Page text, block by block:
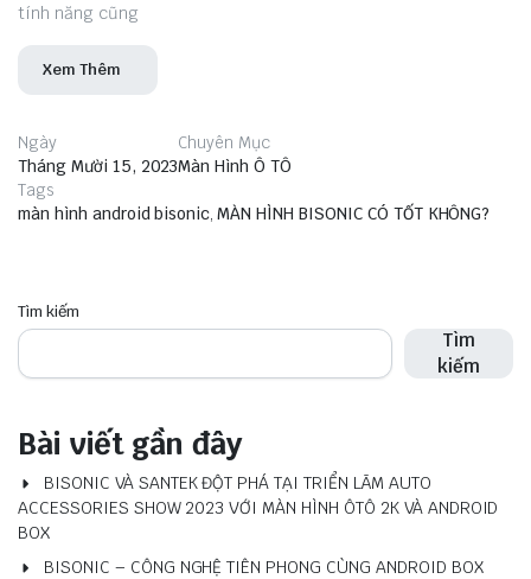
tính năng cũng
Xem Thêm
Ngày
Tháng Mười 15, 2023
Chuyên Mục
Màn Hình Ô TÔ
Tags
màn hình android bisonic MÀN HÌNH BISONIC CÓ TỐT KHÔNG?
Tìm kiếm
Tìm
kiếm
Bài viết gần đây
BISONIC VÀ SANTEK ĐỘT PHÁ TẠI TRIỂN LÃM AUTO
ACCESSORIES SHOW 2023 VỚI MÀN HÌNH ÔTÔ 2K VÀ ANDROID
BOX
BISONIC – CÔNG NGHỆ TIÊN PHONG CÙNG ANDROID BOX